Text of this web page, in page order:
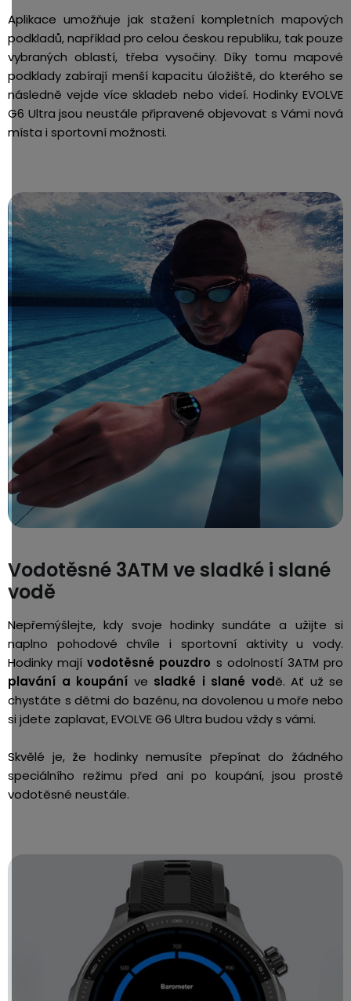
Aplikace umožňuje jak stažení kompletních mapových
podkladů, například pro celou českou republiku, tak pouze
vybraných oblastí, třeba vysočiny. Díky tomu mapové
podklady zabírají menší kapacitu úložiště, do kterého se
následně vejde více skladeb nebo videí. Hodinky EVOLVE
G6 Ultra jsou neustále připravené objevovat s Vámi nová
místa i sportovní možnosti.
Vodotěsné 3ATM ve sladké i slané
vodě
Nepřemýšlejte, kdy svoje hodinky sundáte a užijte si
naplno pohodové chvíle i sportovní aktivity u vody.
Hodinky majívodotěsné pouzdro s odolností 3ATM pro
plavání a koupání ve sladké i slané vodě. Ať už se
chystáte s dětmi do bazénu, na dovolenou u moře nebo
si jdete zaplavat, EVOLVE G6 Ultra budou vždy s vámi.
Skvělé je, že hodinky nemusíte přepínat do žádného
speciálního režimu před ani po koupání, jsou prostě
vodotěsné neustále.